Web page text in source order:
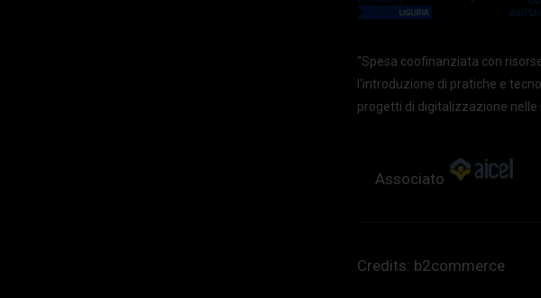
“Spesa coofinanziata con
l'introduzione di pratiche e
progetti di digitalizzazione nelle
Associato
Credits: b2commerce